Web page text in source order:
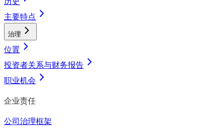
主要特点
治理
位置
投资者关系与财务报告
职业机会
企业责任
公司治理框架